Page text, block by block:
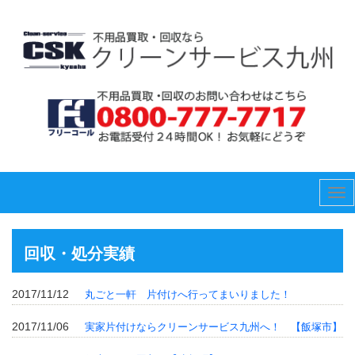
回収・処分実績
2017/11/12 丸ごと一軒 片付けへ行ってまいりました！
2017/11/06 実家片付けならクリーンサービス九州へ！ 【飯塚市】